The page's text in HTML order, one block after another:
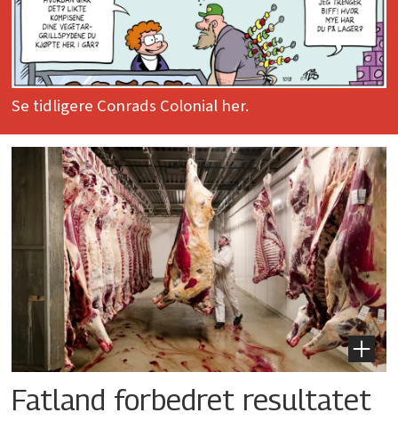
Se tidligere Conrads Colonial her.
Fatland forbedret resultatet